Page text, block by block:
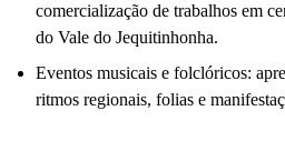
comercialização de trabalhos em
do Vale do Jequitinhonha.
Eventos musicais e folclóricos:
ritmos regionais, folias e